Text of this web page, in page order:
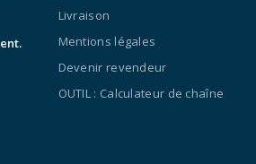
Livraison
Mentions légales
Devenir revendeur
OUTIL : Calculateur de chaîne